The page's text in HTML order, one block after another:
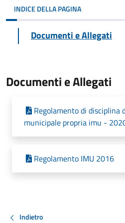
INDICE DELLA PAGINA
Documenti e Allegati
Documenti e Allegati
Regolamento di disciplina
municipale propria imu -
Regolamento IMU 2016
Indietro